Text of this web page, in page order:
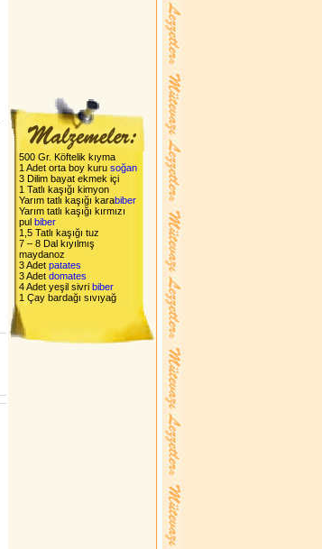
500 Gr. Köftelik kıyma
1 Adet orta boy kuru soğan
3 Dilim bayat ekmek içi
1 Tatlı kaşığı kimyon
Yarım tatlı kaşığı karabiber
Yarım tatlı kaşığı kırmızı
pul biber
1,5 Tatlı kaşığı tuz
7 – 8 Dal kıyılmış
maydanoz
3 Adet patates
3 Adet domates
4 Adet yeşil sivri biber
1 Çay bardağı sıvıyağ